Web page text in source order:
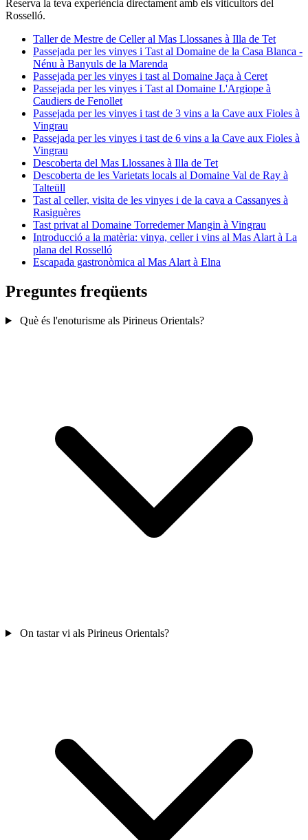
Reserva la teva experiència directament amb els viticultors del
Rosselló.
Taller de Mestre de Celler al Mas Llossanes à Illa de Tet
Passejada per les vinyes i Tast al Domaine de la Casa Blanca -
Nénu à Banyuls de la Marenda
Passejada per les vinyes i tast al Domaine Jaça à Ceret
Passejada per les vinyes i Tast al Domaine L'Argiope à
Caudiers de Fenollet
Passejada per les vinyes i tast de 3 vins a la Cave aux Fioles à
Vingrau
Passejada per les vinyes i tast de 6 vins a la Cave aux Fioles à
Vingrau
Descoberta del Mas Llossanes à Illa de Tet
Descoberta de les Varietats locals al Domaine Val de Ray à
Talteüll
Tast al celler, visita de les vinyes i de la cava a Cassanyes à
Rasiguères
Tast privat al Domaine Torredemer Mangin à Vingrau
Introducció a la matèria: vinya, celler i vins al Mas Alart à La
plana del Rosselló
Escapada gastronòmica al Mas Alart à Elna
Preguntes freqüents
Què és l'enoturisme als Pirineus Orientals?
On tastar vi als Pirineus Orientals?